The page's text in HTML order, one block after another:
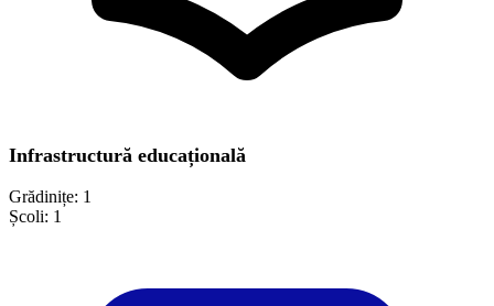
Infrastructură educațională
Grădinițe: 1
Școli: 1